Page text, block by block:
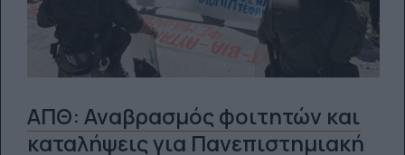
ΑΠΘ: Αναβρασμός φοιτητών και
καταλήψεις για Πανεπιστημιακή